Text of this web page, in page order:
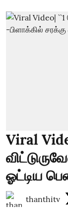
Viral
ஓட்டிய
thanthitv